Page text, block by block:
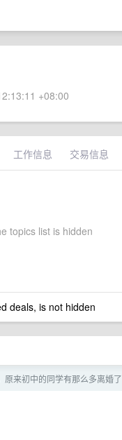
+08:00
工作信息 交易信息
topics list is hidden
deals, is not hidden
来初中的同学有那么多离婚了